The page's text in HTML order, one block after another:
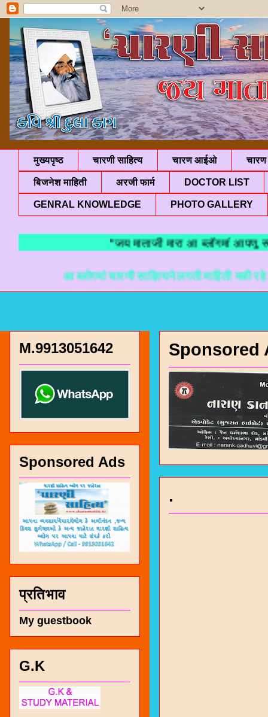
मुख्यपृष्ठ चारणी साहित्य चारण आईओ चारण
बिजनेश माहिती अरजी फार्म DOCTOR LIST
GENRAL KNOWLEDGE PHOTO GALLERY
"जय माताजी मारा आ ब्लॉगमां आपणु
आ ब्लोगमां चारणी साहित्यने लगती माहिती मळी रहे ते
Sponsored
.
M.9913051642
Sponsored Ads
प्रतिभाव
My guestbook
G.K